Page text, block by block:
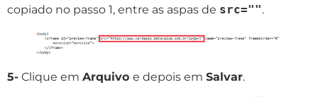
copiado no passo 1, entre as aspas de src="".
5- Clique em Arquivo e depois em Salvar.